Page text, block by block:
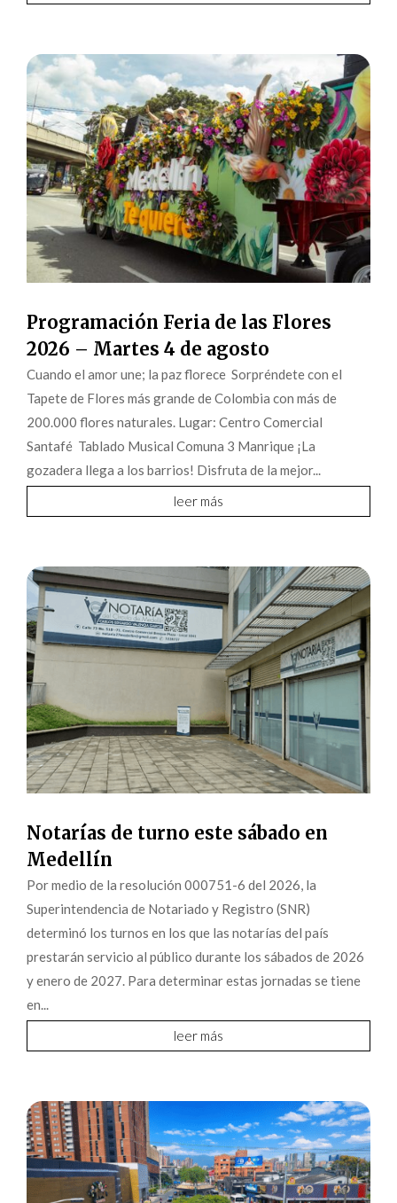
Programación Feria de las Flores
2026 – Martes 4 de agosto
Cuando el amor une; la paz florece Sorpréndete con el
Tapete de Flores más grande de Colombia con más de
200.000 flores naturales. Lugar: Centro Comercial
Santafé Tablado Musical Comuna 3 Manrique ¡La
gozadera llega a los barrios! Disfruta de la mejor...
leer más
Notarías de turno este sábado en
Medellín
Por medio de la resolución 000751-6 del 2026, la
Superintendencia de Notariado y Registro (SNR)
determinó los turnos en los que las notarías del país
prestarán servicio al público durante los sábados de 2026
y enero de 2027. Para determinar estas jornadas se tiene
en...
leer más